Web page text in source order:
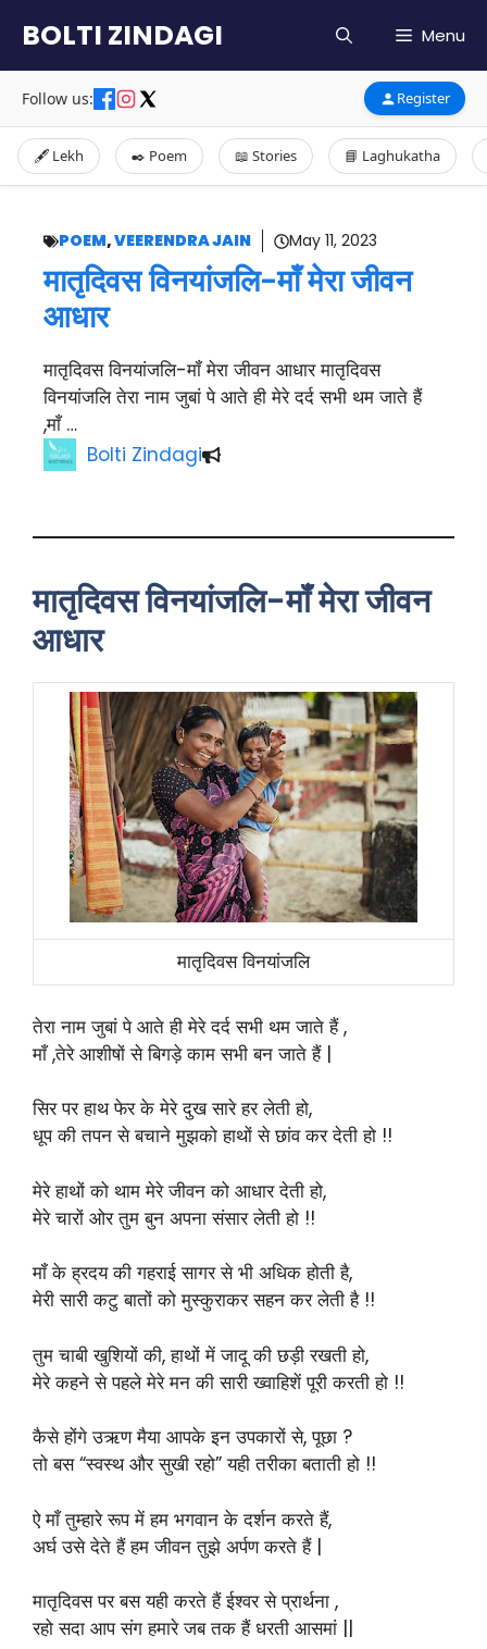
content
BOLTI ZINDAGI Menu
Follow us: Register
🖋️ Lekh ✒️ Poem 📖 Stories 📘 Laghukatha
POEM,VEERENDRA JAIN May 11, 2023
मातृदिवस विनयांजलि-मॉं मेरा जीवन
आधार
मातृदिवस विनयांजलि-मॉं मेरा जीवन आधार मातृदिवस
विनयांजलि तेरा नाम जुबां पे आते ही मेरे दर्द सभी थम जाते हैं
,माँ …
Bolti Zindagi
मातृदिवस विनयांजलि-मॉं मेरा जीवन
आधार
मातृदिवस विनयांजलि
तेरा नाम जुबां पे आते ही मेरे दर्द सभी थम जाते हैं ,
माँ ,तेरे आशीषों से बिगड़े काम सभी बन जाते हैं |
सिर पर हाथ फेर के मेरे दुख सारे हर लेती हो,
धूप की तपन से बचाने मुझको हाथों से छांव कर देती हो !!
मेरे हाथों को थाम मेरे जीवन को आधार देती हो,
मेरे चारों ओर तुम बुन अपना संसार लेती हो !!
मॉं के ह्रदय की गहराई सागर से भी अधिक होती है,
मेरी सारी कटु बातों को मुस्कुराकर सहन कर लेती है !!
तुम चाबी खुशियों की, हाथों में जादू की छड़ी रखती हो,
मेरे कहने से पहले मेरे मन की सारी ख्वाहिशें पूरी करती हो !!
कैसे होंगे उऋण मैया आपके इन उपकारों से, पूछा ?
तो बस “स्वस्थ और सुखी रहो” यही तरीका बताती हो !!
ऐ माँ तुम्हारे रूप में हम भगवान के दर्शन करते हैं,
अर्घ उसे देते हैं हम जीवन तुझे अर्पण करते हैं |
मातृदिवस पर बस यही करते हैं ईश्वर से प्रार्थना ,
रहो सदा आप संग हमारे जब तक हैं धरती आसमां ||